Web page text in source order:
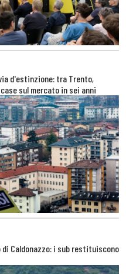
d'estinzione: tra Trento,
sul mercato in sei anni
Caldonazzo: i sub restituiscono